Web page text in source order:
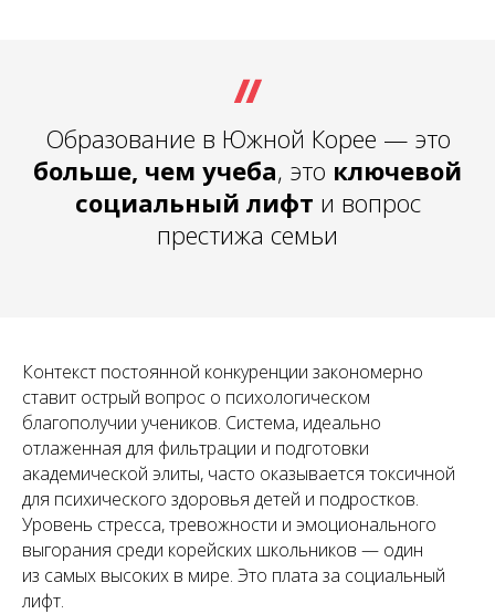
Образование в Южной Корее — это
больше, чем учеба, это ключевой
социальный лифт и вопрос
престижа семьи
Контекст постоянной конкуренции закономерно
ставит острый вопрос о психологическом
благополучии учеников. Система, идеально
отлаженная для фильтрации и подготовки
академической элиты, часто оказывается токсичной
для психического здоровья детей и подростков.
Уровень стресса, тревожности и эмоционального
выгорания среди корейских школьников — один
из самых высоких в мире. Это плата за социальный
лифт.